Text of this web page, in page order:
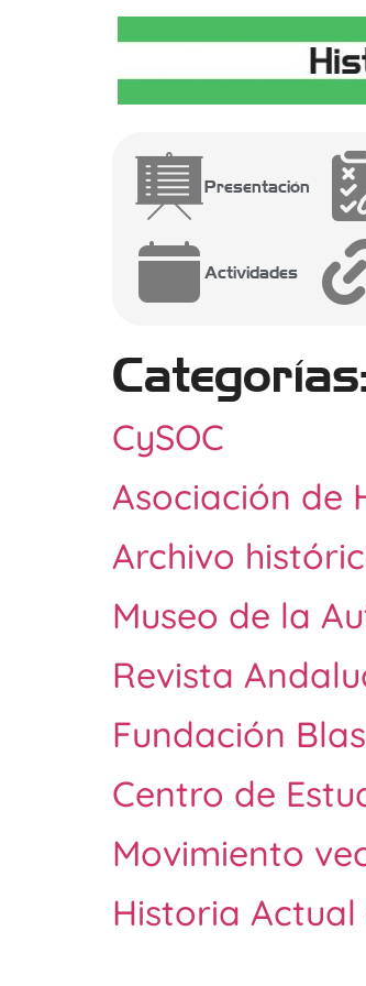
Presentación
Actividades
Categorías:
CySOC
Asociación de
Archivo
Museo de la
Revista
Fundación
Centro de
Movimiento
Historia Actual